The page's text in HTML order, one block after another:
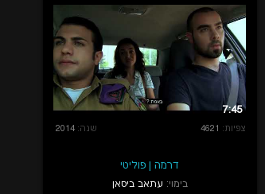
7:45
צפיות: 4621 שנה: 2014
דרמה| פוליטי
בימוי: עתאב ביסאן